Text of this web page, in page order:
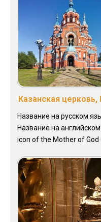
Казанская церковь,
Название на русском
Название на
icon of the Mother of God